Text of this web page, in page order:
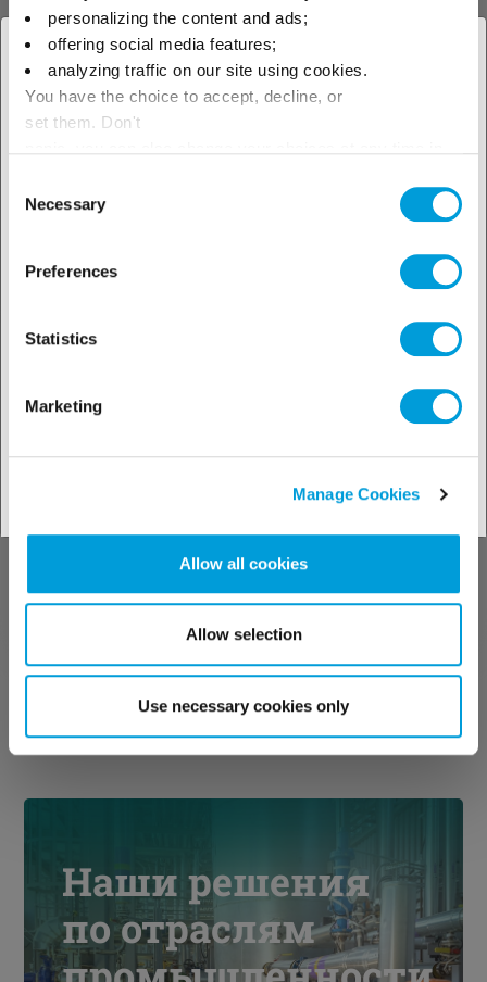
personalizing the content and ads;
offering social media features;
analyzing traffic on our site using cookies.
You have the choice to accept, decline, or
set them. Don't
Selection
Necessary
Preferences
Statistics
Marketing
Manage Cookies
Allow all cookies
Allow selection
Use necessary cookies only
× Закрыть
Выберите свое
чтобы узнать о наших
Набор APC для
периодического анализа
теплоносителей и
газов ГФУ/ГФO с ПГП (GWP)
Наши решения
по отраслям